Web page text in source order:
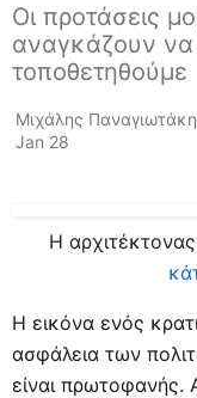
Οι προτάσεις
αναγκάζουν να
τοποθετηθούμε
Μιχάλης
Jan 28
Η
H εικόνα ενός
ασφάλεια των
είναι πρωτοφανής.